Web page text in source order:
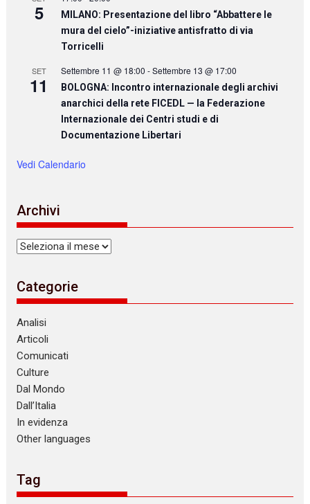
5
MILANO: Presentazione del libro “Abbattere le
mura del cielo”-iniziative antisfratto di via
Torricelli
SET
11
Settembre 11 @ 18:00 -Settembre 13 @ 17:00
BOLOGNA: Incontro internazionale degli archivi
anarchici della rete FICEDL — la Federazione
Internazionale dei Centri studi e di
Documentazione Libertari
Vedi Calendario
Archivi
Archivi
Categorie
Analisi
Articoli
Comunicati
Culture
Dal Mondo
Dall’Italia
In evidenza
Other languages
Tag